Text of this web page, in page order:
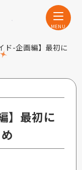
ド-企画編】最初に
】最初に